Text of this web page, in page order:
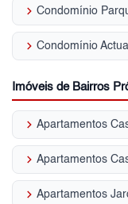
keyboard_arrow_right Condomínio
keyboard_arrow_right Condomínio
Imóveis de Bairros
keyboard_arrow_right Apartamentos
keyboard_arrow_right Apartamentos
keyboard_arrow_right Apartamentos